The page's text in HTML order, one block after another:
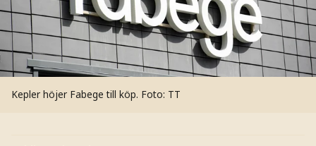
Kepler höjer Fabege till köp. Foto: TT